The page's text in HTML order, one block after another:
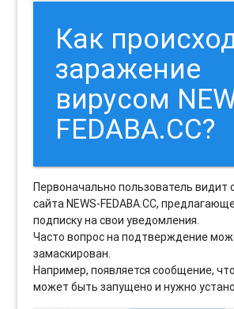
Как
заражение
вирусом
FEDABA.CC?
Первоначально пользователь видит
сайта NEWS-FEDABA.CC,
подписку на свои уведомления.
Часто вопрос на подтверждение
замаскирован.
Например, появляется сообщение,
может быть запущено и нужно